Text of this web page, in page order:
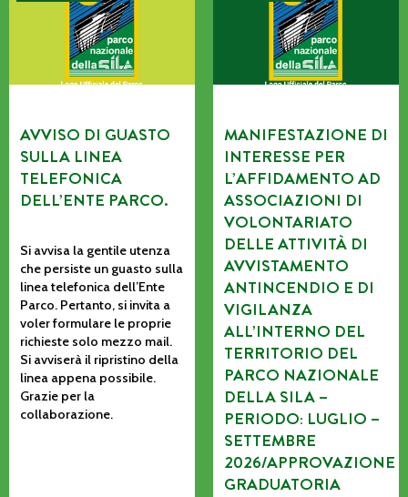
AVVISO DI GUASTO
SULLA LINEA
TELEFONICA
DELL’ENTE PARCO.
Si avvisa la gentile utenza
che persiste un guasto sulla
linea telefonica dell’Ente
Parco. Pertanto, si invita a
voler formulare le proprie
richieste solo mezzo mail.
Si avviserà il ripristino della
linea appena possibile.
Grazie per la
collaborazione.
MANIFESTAZIONE DI
INTERESSE PER
L’AFFIDAMENTO AD
ASSOCIAZIONI DI
VOLONTARIATO
DELLE ATTIVITÀ DI
AVVISTAMENTO
ANTINCENDIO E DI
VIGILANZA
ALL’INTERNO DEL
TERRITORIO DEL
PARCO NAZIONALE
DELLA SILA –
PERIODO: LUGLIO –
SETTEMBRE
2026/APPROVAZIONE
GRADUATORIA